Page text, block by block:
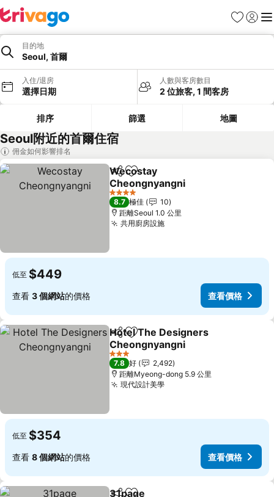
收藏夾
登入 選
目的地
Seoul, 首爾
入住/退房
選擇日期
人數與客房數目
2 位旅客, 1 間客房
排序 篩選 地圖
Seoul附近的首爾住宿
佣金如何影響排名
分享 放到收藏夾
Wecostay
Cheongnyangni
4 星級
8.7 極佳
10
距離Seoul 1.0 公里
共用廚房設施
低至 $449
查看 3 個網站的價格 查看價格
分享 放到收藏夾
Hotel The Designers
Cheongnyangni
3 星級
7.8 好
2,492
距離Myeong-dong 5.9 公里
現代設計美學
低至 $354
查看 8 個網站的價格 查看價格
31page